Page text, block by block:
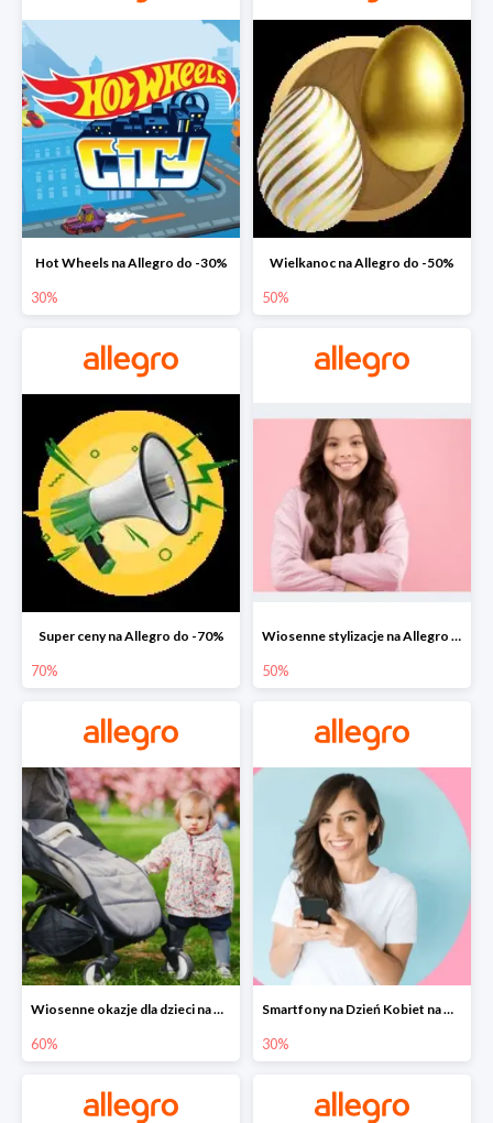
Hot Wheels na Allegro do -30%
30%
Wielkanoc na Allegro do -50%
50%
Super ceny na Allegro do -70%
70%
Wiosenne stylizacje na Allegro do -50%
50%
Wiosenne okazje dla dzieci na Allegro do -60%
60%
Smartfony na Dzień Kobiet na Allegro do -30%
30%